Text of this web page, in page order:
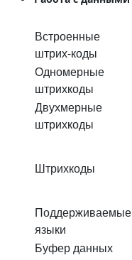
Встроенные
штрих-коды
Одномерные
штрихкоды
Двухмерные
штрихкоды
Штрихкоды
Поддерживаемые
языки
Буфер данных